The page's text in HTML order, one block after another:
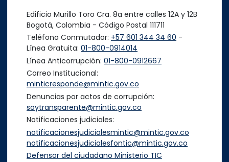
Edificio Murillo Toro Cra. 8a entre calles 12A y 12B
Bogotá, Colombia - Código Postal 111711
Teléfono Conmutador: +57 601 344 34 60 -
Línea Gratuita: 01-800-0914014
Línea Anticorrupción: 01-800-0912667
Correo Institucional:
minticresponde@mintic.gov.co
Denuncias por actos de corrupción:
soytransparente@mintic.gov.co
Notificaciones judiciales:
notificacionesjudicialesmintic@mintic.gov.co
notificacionesjudicialesfontic@mintic.gov.co
Defensor del ciudadano Ministerio TIC